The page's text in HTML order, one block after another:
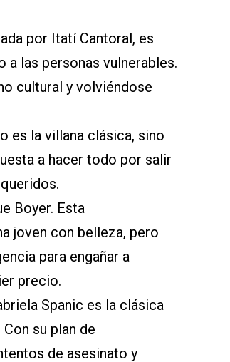
por Itatí Cantoral, es
las personas vulnerables.
cultural y volviéndose
es la villana clásica, sino
a hacer todo por salir
Boyer. Esta
joven con belleza, pero
para engañar a
precio.
Spanic es la clásica
su plan de
de asesinato y